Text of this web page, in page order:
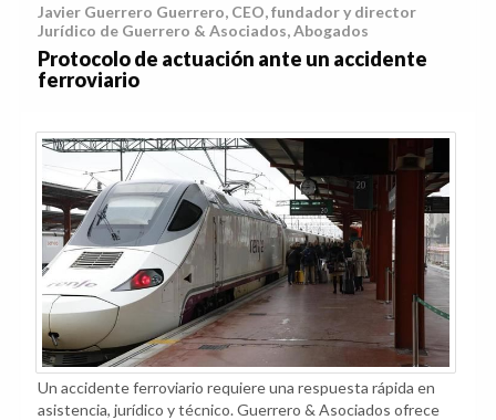
Javier Guerrero Guerrero, CEO, fundador y director
Jurídico de Guerrero & Asociados, Abogados
Protocolo de actuación ante un accidente
ferroviario
Un accidente ferroviario requiere una respuesta rápida en
asistencia, jurídico y técnico. Guerrero & Asociados ofrece